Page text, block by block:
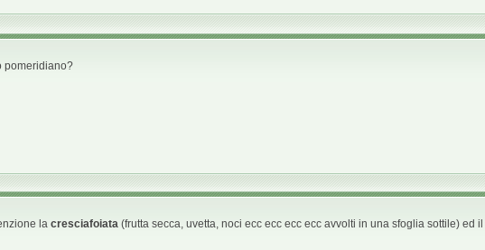
pomeridiano?
la cresciafoiata (frutta secca, uvetta, noci ecc ecc ecc ecc avvolti in una sfoglia sottile) ed il